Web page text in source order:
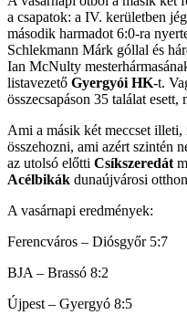
a csapatok: a IV. kerületben
második harmadot 6:0-ra
Schlekmann Márk góllal és
Ian McNulty
listavezető Gyergyói HK-t.
összecsapáson 35 találat
Ami a másik két meccset
összehozni, ami azért szintén
az utolsó előtti Csíkszeredát
Acélbikák dunaújvárosi
A vasárnapi eredmények:
Ferencváros – Diósgyőr 5:7
BJA – Brassó 8:2
Újpest – Gyergyó 8:5